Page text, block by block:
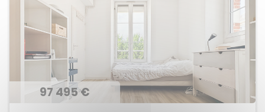
97 495 €